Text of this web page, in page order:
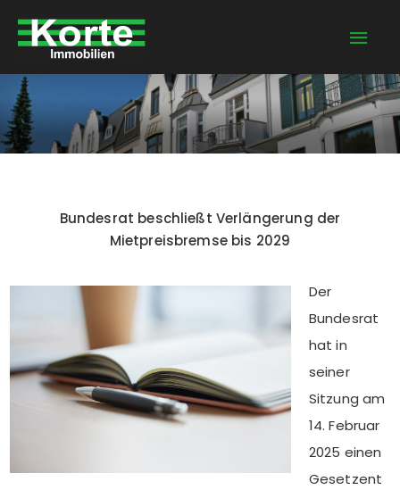
Inhalt
Bundesrat beschließt Verlängerung der
Mietpreisbremse bis 2029
Der
Bundesrat
hat in
seiner
Sitzung am
14. Februar
2025 einen
Gesetzent